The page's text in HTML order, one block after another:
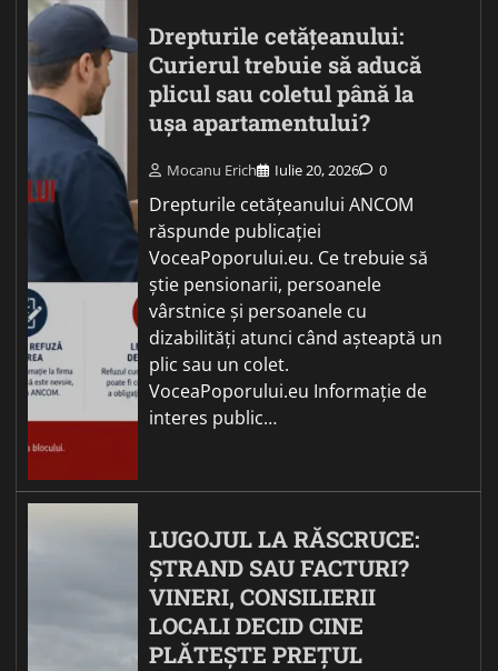
Drepturile cetățeanului:
Curierul trebuie să aducă
plicul sau coletul până la
ușa apartamentului?
Mocanu Erich Iulie 20, 2026 0
Drepturile cetățeanului ANCOM
răspunde publicației
VoceaPoporului.eu. Ce trebuie să
știe pensionarii, persoanele
vârstnice și persoanele cu
dizabilități atunci când așteaptă un
plic sau un colet.
VoceaPoporului.eu Informație de
interes public…
LUGOJUL LA RĂSCRUCE:
ȘTRAND SAU FACTURI?
VINERI, CONSILIERII
LOCALI DECID CINE
PLĂTEȘTE PREȚUL